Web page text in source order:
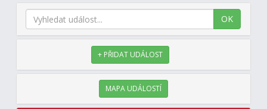
OK
+ PŘIDAT UDÁLOST
MAPA UDÁLOSTÍ